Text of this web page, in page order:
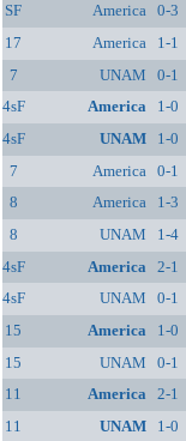
SF
America 0-3
17
America 1-1
7
UNAM 0-1
4sF
America 1-0
4sF
UNAM 1-0
7
America 0-1
8
America 1-3
8
UNAM 1-4
4sF
America 2-1
4sF
UNAM 0-1
15
America 1-0
15
UNAM 0-1
11
America 2-1
11
UNAM 1-0